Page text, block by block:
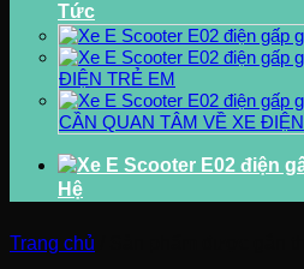
Tức
ĐIỆN TRẺ EM
CẦN QUAN TÂM VỀ XE ĐIỆN
Hệ
Trang chủ